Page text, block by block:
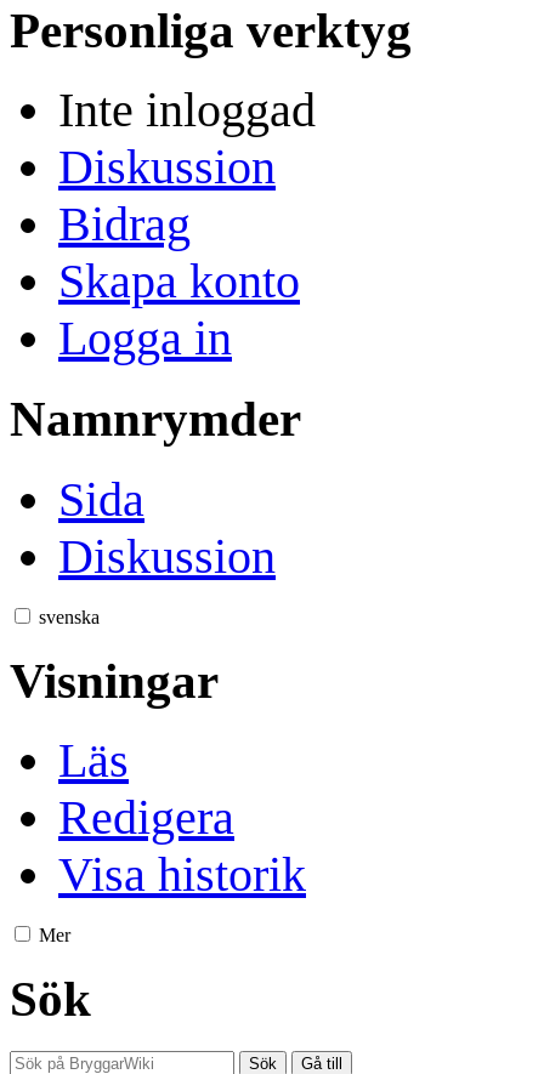
Personliga verktyg
Inte inloggad
Diskussion
Bidrag
Skapa konto
Logga in
Namnrymder
Sida
Diskussion
svenska
Visningar
Läs
Redigera
Visa historik
Mer
Sök